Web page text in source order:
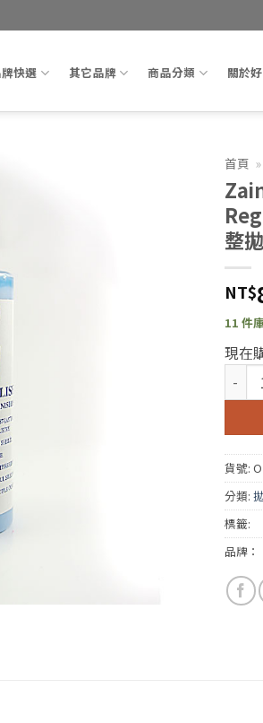
快選 其它品牌 商品分類 關於
首頁 »
整
NT$
11 件
現在
貨號:
分類:
標籤:
品牌：